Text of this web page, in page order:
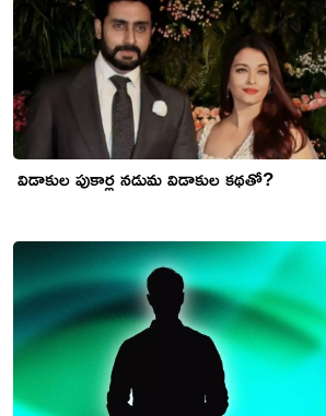
విడాకుల పుకార్ల న‌డుమ విడాకుల క‌థ‌తో?